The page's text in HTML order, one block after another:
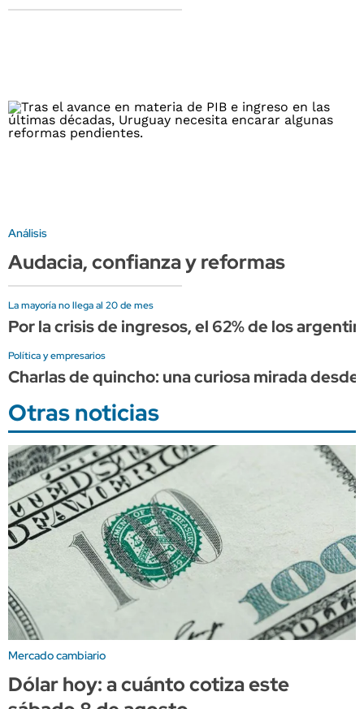
Análisis
Audacia, confianza y reformas
La mayoría no llega al 20 de mes
Por la crisis de ingresos, el 62% de los
Política y empresarios
Charlas de quincho: una curiosa mirada
Otras noticias
Mercado cambiario
Dólar hoy: a cuánto cotiza este